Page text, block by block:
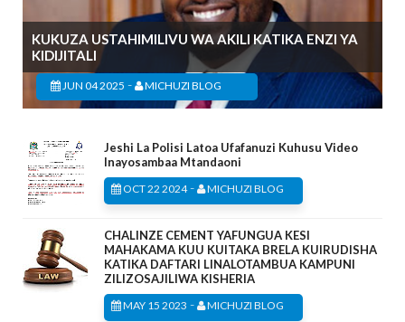
KUKUZA USTAHIMILIVU WA AKILI KATIKA ENZI YA
KIDIJITALI
JUN 04 2025 - MICHUZI BLOG
Jeshi La Polisi Latoa Ufafanuzi Kuhusu Video
Inayosambaa Mtandaoni
OCT 22 2024- MICHUZI BLOG
CHALINZE CEMENT YAFUNGUA KESI
MAHAKAMA KUU KUITAKA BRELA KUIRUDISHA
KATIKA DAFTARI LINALOTAMBUA KAMPUNI
ZILIZOSAJILIWA KISHERIA
MAY 15 2023 - MICHUZI BLOG